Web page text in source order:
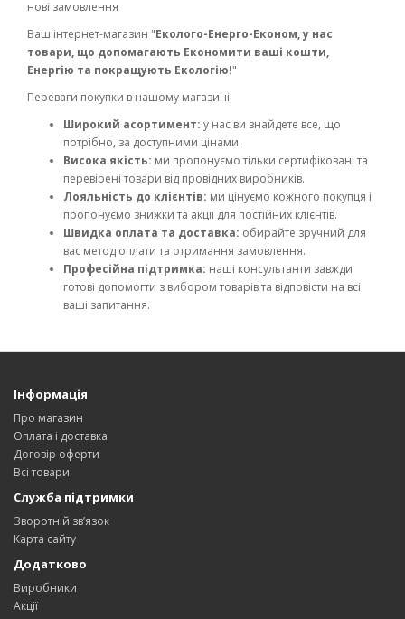
нові замовлення
Ваш інтернет-магазин "Еколого-Енерго-Економ, у нас
товари, що допомагають Економити ваші кошти,
Енергію та покращують Екологію!"
Переваги покупки в нашому магазині:
Широкий асортимент: у нас ви знайдете все, що
потрібно, за доступними цінами.
Висока якість: ми пропонуємо тільки сертифіковані та
перевірені товари від провідних виробників.
Лояльність до клієнтів: ми цінуємо кожного покупця і
пропонуємо знижки та акції для постійних клієнтів.
Швидка оплата та доставка: обирайте зручний для
вас метод оплати та отримання замовлення.
Професійна підтримка: наші консультанти завжди
готові допомогти з вибором товарів та відповісти на всі
ваші запитання.
Інформація
Про магазин
Оплата і доставка
Договір оферти
Всі товари
Служба підтримки
Зворотній зв’язок
Карта сайту
Додатково
Виробники
Акції